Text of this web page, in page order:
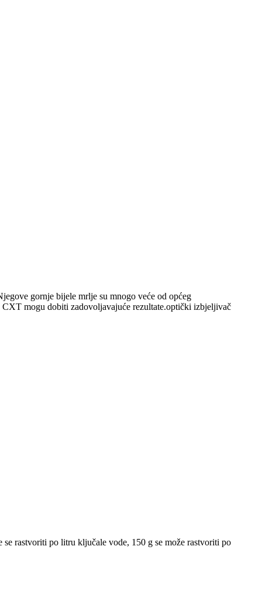
gornje bijele mrlje su mnogo veće od općeg
mogu dobiti zadovoljavajuće rezultate.optički izbjeljivač
rastvoriti po litru ključale vode, 150 g se može rastvoriti po